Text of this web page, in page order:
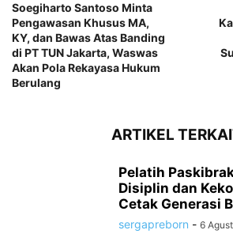
Soegiharto Santoso Minta
Pengawasan Khusus MA,
KY, dan Bawas Atas Banding
di PT TUN Jakarta, Waswas
Akan Pola Rekayasa Hukum
Berulang
ARTIKEL
Pelatih
Disiplin dan
Cetak Generasi
sergapreborn - 6